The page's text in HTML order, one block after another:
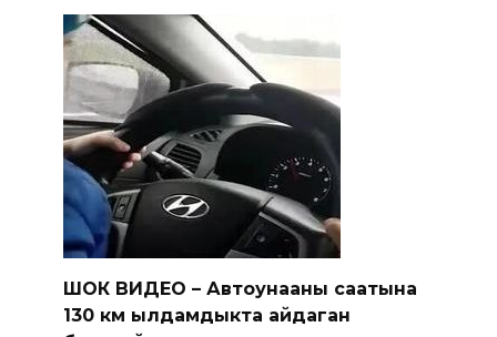
ШОК ВИДЕО – Автоунааны саатына
130 км ылдамдыкта айдаган